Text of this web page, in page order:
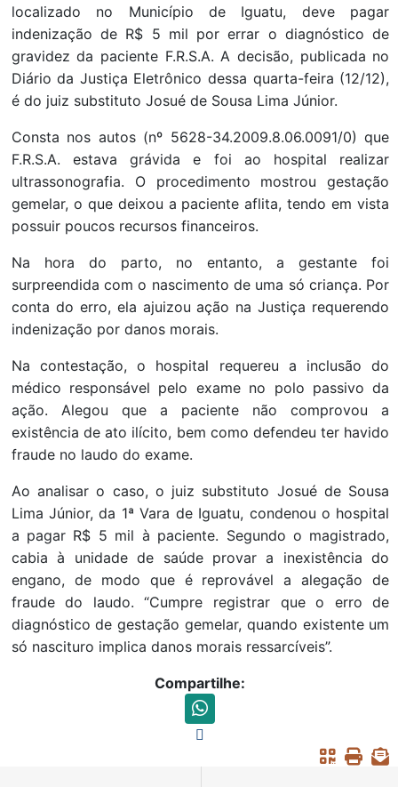
localizado no Município de Iguatu, deve pagar
indenização de R$ 5 mil por errar o diagnóstico de
gravidez da paciente F.R.S.A. A decisão, publicada no
Diário da Justiça Eletrônico dessa quarta-feira (12/12),
é do juiz substituto Josué de Sousa Lima Júnior.
Consta nos autos (nº 5628-34.2009.8.06.0091/0) que
F.R.S.A. estava grávida e foi ao hospital realizar
ultrassonografia. O procedimento mostrou gestação
gemelar, o que deixou a paciente aflita, tendo em vista
possuir poucos recursos financeiros.
Na hora do parto, no entanto, a gestante foi
surpreendida com o nascimento de uma só criança. Por
conta do erro, ela ajuizou ação na Justiça requerendo
indenização por danos morais.
Na contestação, o hospital requereu a inclusão do
médico responsável pelo exame no polo passivo da
ação. Alegou que a paciente não comprovou a
existência de ato ilícito, bem como defendeu ter havido
fraude no laudo do exame.
Ao analisar o caso, o juiz substituto Josué de Sousa
Lima Júnior, da 1ª Vara de Iguatu, condenou o hospital
a pagar R$ 5 mil à paciente. Segundo o magistrado,
cabia à unidade de saúde provar a inexistência do
engano, de modo que é reprovável a alegação de
fraude do laudo. “Cumpre registrar que o erro de
diagnóstico de gestação gemelar, quando existente um
só nascituro implica danos morais ressarcíveis”.
Compartilhe: